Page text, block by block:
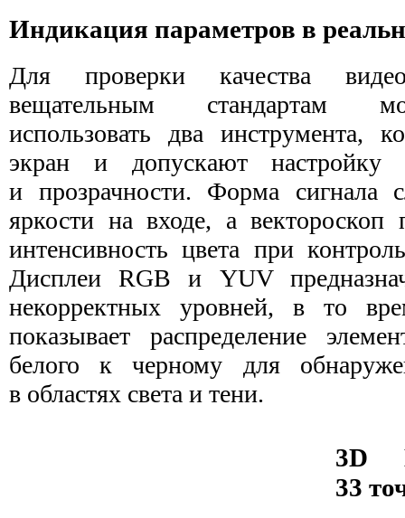
Индикация параметров в
Для проверки качества
вещательным стандартам
использовать два инструмента,
экран и допускают настройку
и прозрачности. Форма сигнала
яркости на входе, а вектороскоп
интенсивность цвета при
Дисплеи RGB и YUV
некорректных уровней, в то
показывает распределение
белого к черному для
в областях света и тени.
3D
33